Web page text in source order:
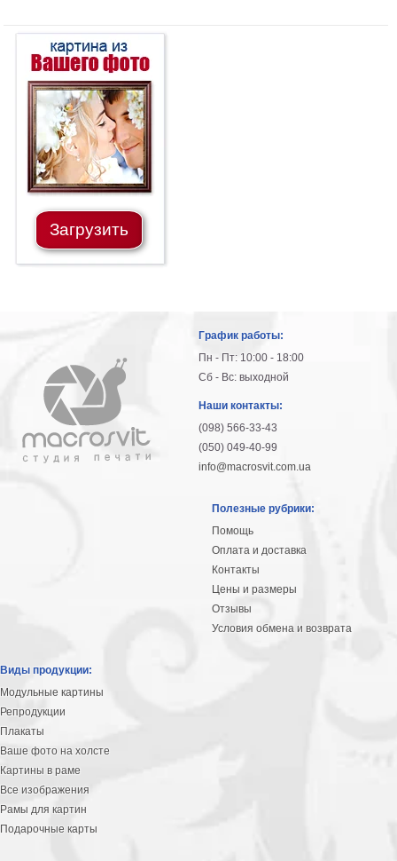
Загрузить
График работы:
Пн - Пт: 10:00 - 18:00
Сб - Вс: выходной
Наши контакты:
(098) 566-33-43
(050) 049-40-99
info@macrosvit.com.ua
Полезные рубрики:
Помощь
Оплата и доставка
Контакты
Цены и размеры
Отзывы
Условия обмена и возврата
Виды продукции:
Модульные картины
Репродукции
Плакаты
Ваше фото на холсте
Картины в раме
Все изображения
Рамы для картин
Подарочные карты